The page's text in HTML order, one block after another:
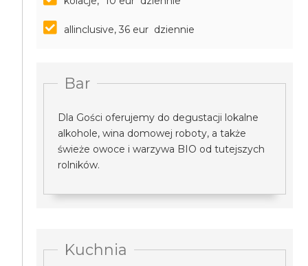
allinclusive, 36 eur dziennie
Bar
Dla Gości oferujemy do degustacji lokalne
alkohole, wina domowej roboty, a także
świeże owoce i warzywa BIO od tutejszych
rolników.
Kuchnia